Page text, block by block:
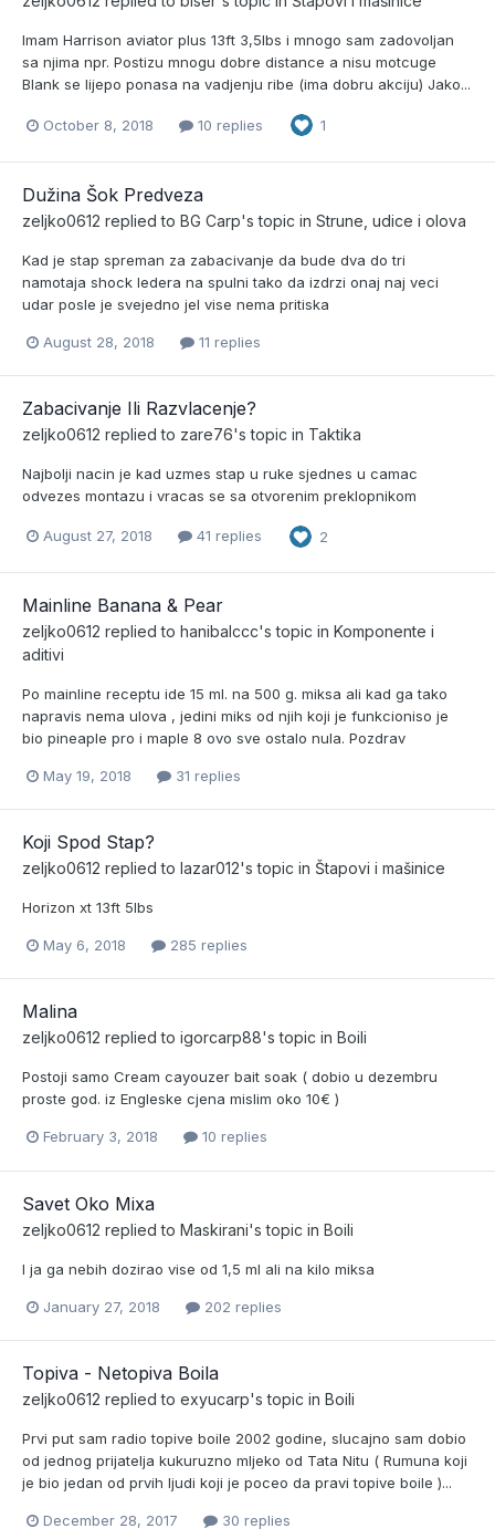
Imam Harrison aviator plus 13ft 3,5lbs i mnogo sam zadovoljan
sa njima npr. Postizu mnogu dobre distance a nisu motcuge
Blank se lijepo ponasa na vadjenju ribe (ima dobru akciju) Jako...
October 8, 2018 10 replies 1
Dužina Šok Predveza
zeljko0612 replied to BG Carp's topic in Strune, udice i olova
Kad je stap spreman za zabacivanje da bude dva do tri
namotaja shock ledera na spulni tako da izdrzi onaj naj veci
udar posle je svejedno jel vise nema pritiska
August 28, 2018 11 replies
Zabacivanje Ili Razvlacenje?
zeljko0612 replied to zare76's topic in Taktika
Najbolji nacin je kad uzmes stap u ruke sjednes u camac
odvezes montazu i vracas se sa otvorenim preklopnikom
August 27, 2018 41 replies 2
Mainline Banana & Pear
zeljko0612 replied to hanibalccc's topic in Komponente i
aditivi
Po mainline receptu ide 15 ml. na 500 g. miksa ali kad ga tako
napravis nema ulova , jedini miks od njih koji je funkcioniso je
bio pineaple pro i maple 8 ovo sve ostalo nula. Pozdrav
May 19, 2018 31 replies
Koji Spod Stap?
zeljko0612 replied to lazar012's topic in Štapovi i mašinice
Horizon xt 13ft 5lbs
May 6, 2018 285 replies
Malina
zeljko0612 replied to igorcarp88's topic in Boili
Postoji samo Cream cayouzer bait soak ( dobio u dezembru
proste god. iz Engleske cjena mislim oko 10€ )
February 3, 2018 10 replies
Savet Oko Mixa
zeljko0612 replied to Maskirani's topic in Boili
I ja ga nebih dozirao vise od 1,5 ml ali na kilo miksa
January 27, 2018 202 replies
Topiva - Netopiva Boila
zeljko0612 replied to exyucarp's topic in Boili
Prvi put sam radio topive boile 2002 godine, slucajno sam dobio
od jednog prijatelja kukuruzno mljeko od Tata Nitu ( Rumuna koji
je bio jedan od prvih ljudi koji je poceo da pravi topive boile )...
December 28, 2017 30 replies